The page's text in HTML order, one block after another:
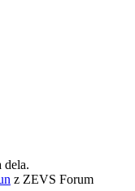
dela.
z ZEVS Forum